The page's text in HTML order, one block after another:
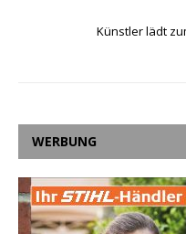
Künstler lädt
WERBUNG